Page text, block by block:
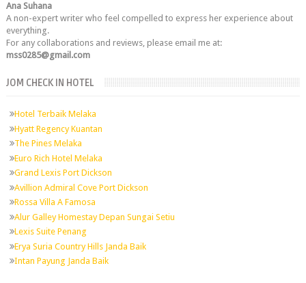
Ana Suhana
A non-expert writer who feel compelled to express her experience about
everything.
For any collaborations and reviews, please email me at:
mss0285@gmail.com
JOM CHECK IN HOTEL
Hotel Terbaik Melaka
Hyatt Regency Kuantan
The Pines Melaka
Euro Rich Hotel Melaka
Grand Lexis Port Dickson
Avillion Admiral Cove Port Dickson
Rossa Villa A Famosa
Alur Galley Homestay Depan Sungai Setiu
Lexis Suite Penang
Erya Suria Country Hills Janda Baik
Intan Payung Janda Baik